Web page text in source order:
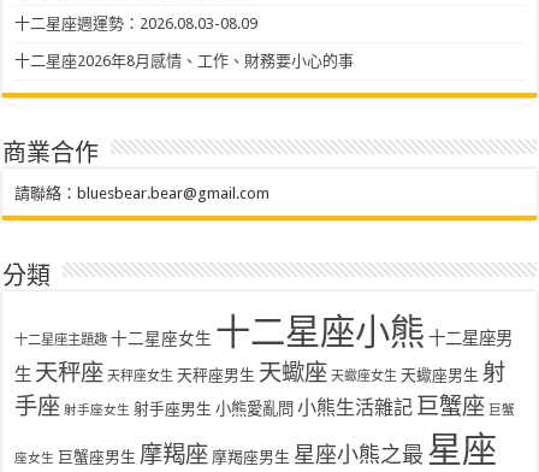
十二星座週運勢：2026.08.03-08.09
十二星座2026年8月感情、工作、財務要小心的事
商業合作
請聯絡： bluesbear.bear@gmail.com
分類
十二星座主題趣 十二星座女生 十二星座小熊 十二星座男
生 天秤座 天秤座女生 天秤座男生 天蠍座 天蠍座女生 天蠍座男生 射
手座 射手座女生 射手座男生 小熊愛亂問 小熊生活雜記 巨蟹座 巨蟹
座女生 巨蟹座男生 摩羯座 摩羯座男生 星座小熊之最 星座